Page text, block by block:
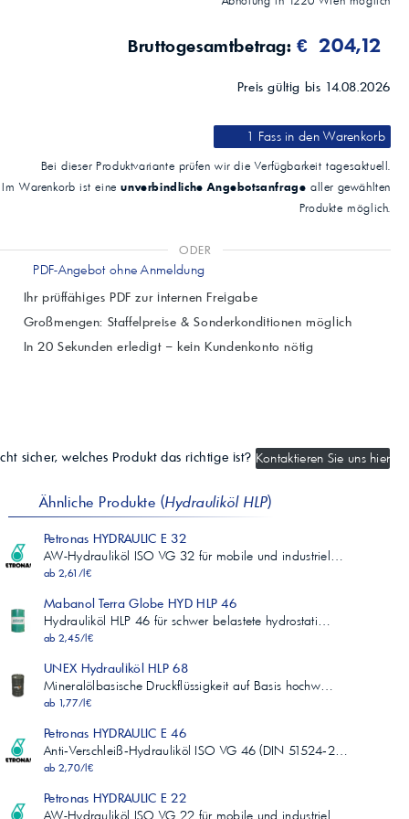
Bruttogesamtbetrag:€ 204,12
Preis gültig bis 14.08.2026
1 Fassin den Warenkorb
Bei dieser Produktvariante prüfen wir die Verfügbarkeit tagesaktuell.
Im Warenkorb ist eineunverbindliche Angebotsanfrage aller gewählten
Produkte möglich.
ODER
PDF-Angebot ohne Anmeldung
Ihr prüffähiges PDF zur internen Freigabe
Großmengen: Staffelpreise & Sonderkonditionen möglich
In 20 Sekunden erledigt – kein Kundenkonto nötig
sicher, welches Produkt das richtige ist? Kontaktieren Sie uns hier
Ähnliche Produkte (Hydrauliköl HLP)
Petronas HYDRAULIC E 32
AW-Hydrauliköl ISO VG 32 für mobile und industriel…
ab 2,61/l€
Mabanol Terra Globe HYD HLP 46
Hydrauliköl HLP 46 für schwer belastete hydrostati…
ab 2,45/l€
UNEX Hydrauliköl HLP 68
Mineralölbasische Druckflüssigkeit auf Basis hochw…
ab 1,77/l€
Petronas HYDRAULIC E 46
Anti‑Verschleiß‑Hydrauliköl ISO VG 46 (DIN 51524‑2…
ab 2,70/l€
Petronas HYDRAULIC E 22
AW-Hydrauliköl ISO VG 22 für mobile und industriel…